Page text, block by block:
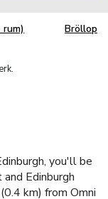
rum) Bröllop
you'll be
Edinburgh
km) from Omni